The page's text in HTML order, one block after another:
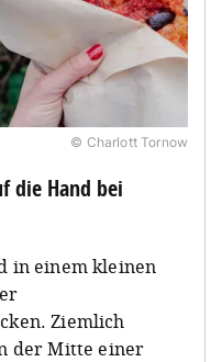
© Charlott Tornow
die Hand bei
in einem kleinen
Ziemlich
der Mitte einer